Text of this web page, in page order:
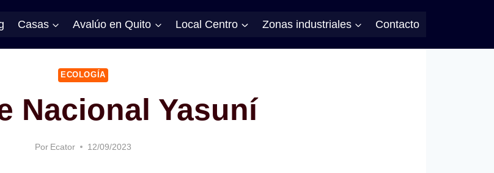
Casas Avalúo en Quito Local Centro Zonas industriales Contacto
ECOLOGÍA
Nacional Yasuní
Por Ecator 12/09/2023